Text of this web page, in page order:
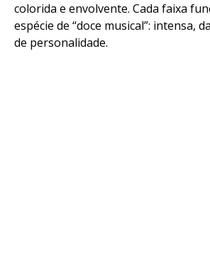
colorida e envolvente. Cada faixa
espécie de “doce musical”: intensa,
de personalidade.